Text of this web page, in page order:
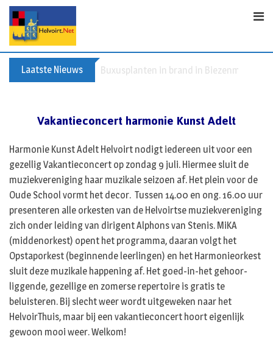
p
Laatste Nieuws Spreidingswet asielzoekers: hoe zit dat?
Vakantieconcert harmonie Kunst Adelt
Harmonie Kunst Adelt Helvoirt nodigt iedereen uit voor een
gezellig Vakantieconcert op zondag 9 juli. Hiermee sluit de
muziekvereniging haar muzikale seizoen af. Het plein voor de
Oude School vormt het decor. Tussen 14.00 en ong. 16.00 uur
presenteren alle orkesten van de Helvoirtse muziekvereniging
zich onder leiding van dirigent Alphons van Stenis. MiKA
(middenorkest) opent het programma, daaran volgt het
Opstaporkest (beginnende leerlingen) en het Harmonieorkest
sluit deze muzikale happening af. Het goed-in-het gehoor-
liggende, gezellige en zomerse repertoire is gratis te
beluisteren. Bij slecht weer wordt uitgeweken naar het
HelvoirThuis, maar bij een vakantieconcert hoort eigenlijk
gewoon mooi weer. Welkom!